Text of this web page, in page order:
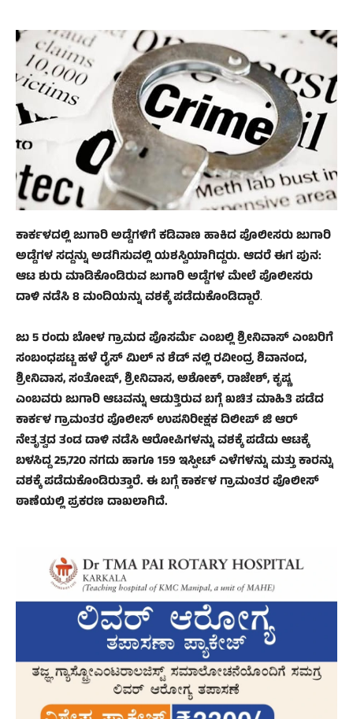
ಕಾರ್ಕಳದಲ್ಲಿ ಜುಗಾರಿ ಅಡ್ಡೆಗಳಿಗೆ ಕಡಿವಾಣ ಹಾಕಿದ ಪೊಲೀಸರು ಜುಗಾರಿ
ಅಡ್ಡೆಗಳ ಸದ್ದನ್ನು ಅಡಗಿಸುವಲ್ಲಿ ಯಶಸ್ವಿಯಾಗಿದ್ದರು. ಆದರೆ ಈಗ ಪುನ:
ಆಟ ಶುರು ಮಾಡಿಕೊಂಡಿರುವ ಜುಗಾರಿ ಅಡ್ಡೆಗಳ ಮೇಲೆ ಪೊಲೀಸರು
ದಾಳಿ ನಡೆಸಿ 8 ಮಂದಿಯನ್ನು ವಶಕ್ಕೆ ಪಡೆದುಕೊಂಡಿದ್ದಾರೆ.
ಜು 5 ರಂದು ಬೋಳ ಗ್ರಾಮದ ಪೊಸರ್ಮೆ ಎಂಬಲ್ಲಿ ಶ್ರೀನಿವಾಸ್ ಎಂಬರಿಗೆ
ಸಂಬಂಧಪಟ್ಟ ಹಳೆ ರೈಸ್ ಮಿಲ್ ನ ಶೆಡ್ ನಲ್ಲಿ ರವೀಂದ್ರ ಶಿವಾನಂದ,
ಶ್ರೀನಿವಾಸ, ಸಂತೋಷ್, ಶ್ರೀನಿವಾಸ, ಅಶೋಕ್, ರಾಜೇಶ್, ಕೃಷ್ಣ
ಎಂಬವರು ಜುಗಾರಿ ಆಟವನ್ನು ಆಡುತ್ತಿರುವ ಬಗ್ಗೆ ಖಚಿತ ಮಾಹಿತಿ ಪಡೆದ
ಕಾರ್ಕಳ ಗ್ರಾಮಂತರ ಪೊಲೀಸ್ ಉಪನಿರೀಕ್ಷಕ ದಿಲೀಪ್ ಜಿ ಆರ್
ನೇತೃತ್ವದ ತಂಡ ದಾಳಿ ನಡೆಸಿ ಆರೋಪಿಗಳನ್ನು ವಶಕ್ಕೆ ಪಡೆದು ಆಟಕ್ಕೆ
ಬಳಸಿದ್ದ 25,720 ನಗದು ಹಾಗೂ 159 ಇಸ್ಪೀಟ್ ಎಳೆಗಳನ್ನು ಮತ್ತು ಕಾರನ್ನು
ವಶಕ್ಕೆ ಪಡೆದುಕೊಂಡಿರುತ್ತಾರೆ. ಈ ಬಗ್ಗೆ ಕಾರ್ಕಳ ಗ್ರಾಮಂತರ ಪೊಲೀಸ್
ಠಾಣೆಯಲ್ಲಿ ಪ್ರಕರಣ ದಾಖಲಾಗಿದೆ.